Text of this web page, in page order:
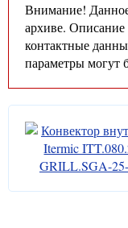
Внимание!
архиве. Описание
контактные
параметры могут